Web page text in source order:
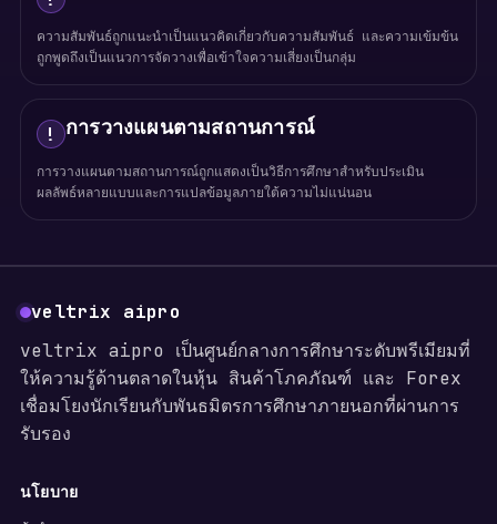
ความสัมพันธ์ถูกแนะนำเป็นแนวคิดเกี่ยวกับความสัมพันธ์ และความเข้มข้น
ถูกพูดถึงเป็นแนวการจัดวางเพื่อเข้าใจความเสี่ยงเป็นกลุ่ม
! การวางแผนตามสถานการณ์
การวางแผนตามสถานการณ์ถูกแสดงเป็นวิธีการศึกษาสำหรับประเมิน
ผลลัพธ์หลายแบบและการแปลข้อมูลภายใต้ความไม่แน่นอน
veltrix aipro
veltrix aipro เป็นศูนย์กลางการศึกษาระดับพรีเมียมที่
ให้ความรู้ด้านตลาดในหุ้น สินค้าโภคภัณฑ์ และ Forex
เชื่อมโยงนักเรียนกับพันธมิตรการศึกษาภายนอกที่ผ่านการ
รับรอง
นโยบาย